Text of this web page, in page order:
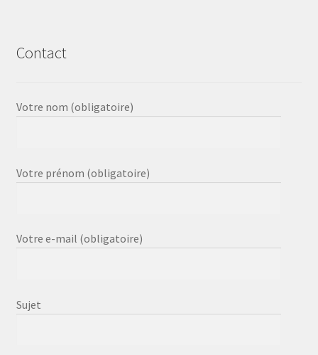
Contact
Votre nom (obligatoire)
Votre prénom (obligatoire)
Votre e-mail (obligatoire)
Sujet